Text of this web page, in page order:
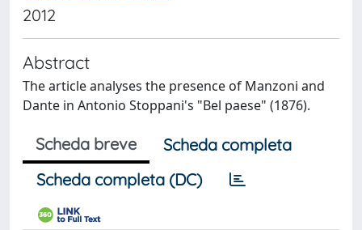
2012
Abstract
The article analyses the presence of Manzoni and
Dante in Antonio Stoppani's "Bel paese" (1876).
Scheda breve
Scheda completa
Scheda completa (DC)